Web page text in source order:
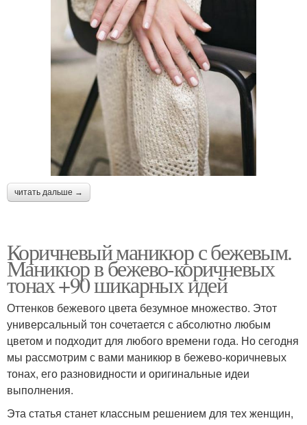
читать дальше →
Коричневый маникюр с бежевым.
Маникюр в бежево-коричневых
тонах +90 шикарных идей
Оттенков бежевого цвета безумное множество. Этот
универсальный тон сочетается с абсолютно любым
цветом и подходит для любого времени года. Но сегодня
мы рассмотрим с вами маникюр в бежево-коричневых
тонах, его разновидности и оригинальные идеи
выполнения.
Эта статья станет классным решением для тех женщин,